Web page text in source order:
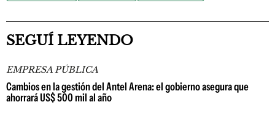
SEGUÍ LEYENDO
EMPRESA PÚBLICA
Cambios en la gestión del Antel Arena: el gobierno asegura que
ahorrará US$ 500 mil al año